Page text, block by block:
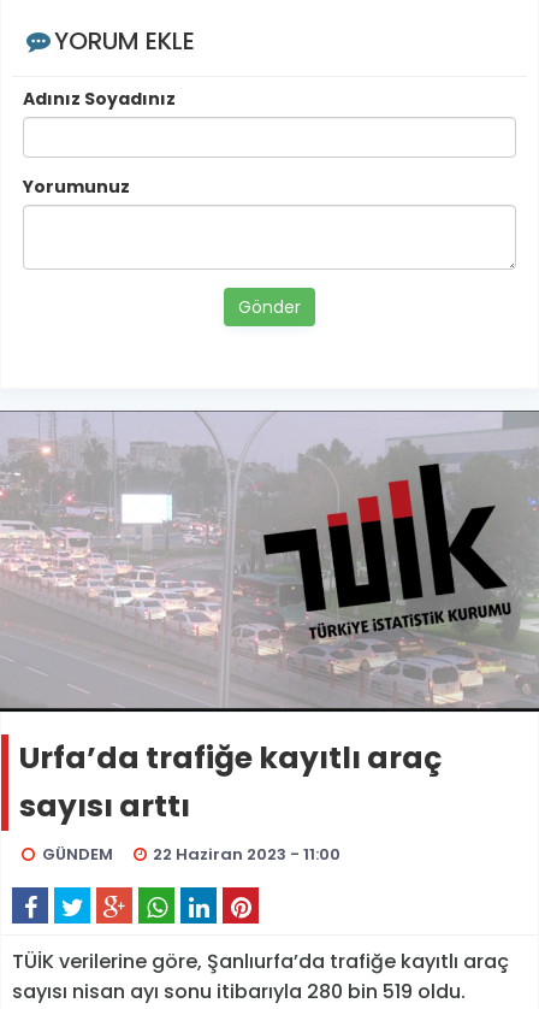
YORUM EKLE
Adınız Soyadınız
Yorumunuz
Gönder
Urfa’da trafiğe kayıtlı araç
sayısı arttı
GÜNDEM 22 Haziran 2023 - 11:00
TÜİK verilerine göre, Şanlıurfa’da trafiğe kayıtlı araç
sayısı nisan ayı sonu itibarıyla 280 bin 519 oldu.